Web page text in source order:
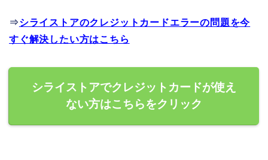
⇒シライストアのクレジットカードエラーの問題を今
すぐ解決したい方はこちら
シライストアでクレジットカードが使え
ない方はこちらをクリック